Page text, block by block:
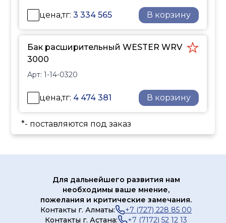
цена,тг:3 334 565 В корзину
Бак расширительный WESTER WRV
3000
Арт:1-14-0320
цена,тг: 4 474 381 В корзину
*- поставляются под заказ
Для дальнейшего развития нам
необходимы ваше мнение,
пожелания и критические замечания.
Контакты г. Алматы:
+7 (727) 228 85 00
Контакты г. Астана:
+7 (7172) 52 12 13